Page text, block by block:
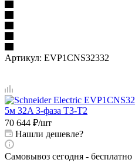
Артикул: EVP1CNS32332
70 644 ₽/шт
Нашли дешевле?
Самовывоз сегодня - бесплатно